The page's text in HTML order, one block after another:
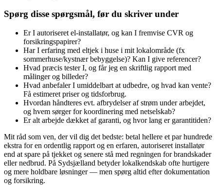
Spørg disse spørgsmål, før du skriver under
Er I autoriseret el‑installatør, og kan I fremvise CVR og
forsikringspapirer?
Har I erfaring med eltjek i huse i mit lokalområde (fx
sommerhuse/kystnær bebyggelse)? Kan I give referencer?
Hvad præcis tester I, og får jeg en skriftlig rapport med
målinger og billeder?
Hvad anbefaler I umiddelbart at udbedre, og hvad kan vente?
Få estimeret priser og tidsforbrug.
Hvordan håndteres evt. afbrydelser af strøm under arbejdet,
og hvem sørger for koordinering med netselskab?
Er alt arbejde dækket af garanti, og hvor lang er garantitiden?
Mit råd som ven, der vil dig det bedste: betal hellere et par hundrede
ekstra for en ordentlig rapport og en erfaren, autoriseret installatør
end at spare på tjekket og senere stå med regningen for brandskader
eller nedbrud. På Sydsjælland betyder lokalkendskab ofte hurtigere
og mere holdbare løsninger — men spørg altid efter dokumentation
og forsikring.